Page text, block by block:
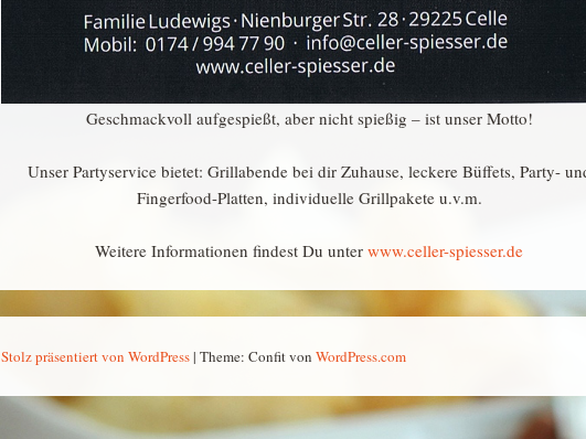
Geschmackvoll aufgespießt, aber nicht spießig – ist unser Motto!
Unser Partyservice bietet: Grillabende bei dir Zuhause, leckere Büffets, Party-
Fingerfood-Platten, individuelle Grillpakete u.v.m.
Weitere Informationen findest Du unter www.celler-spiesser.de
Stolz präsentiert von WordPress| Theme: Confit von WordPress.com